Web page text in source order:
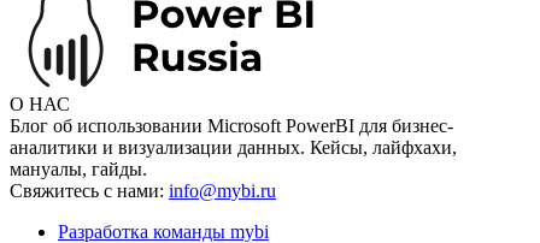
О НАС
Блог об использовании Microsoft PowerBI для бизнес-
аналитики и визуализации данных. Кейсы, лайфхахи,
мануалы, гайды.
Свяжитесь с нами: info@mybi.ru
Разработка команды mybi